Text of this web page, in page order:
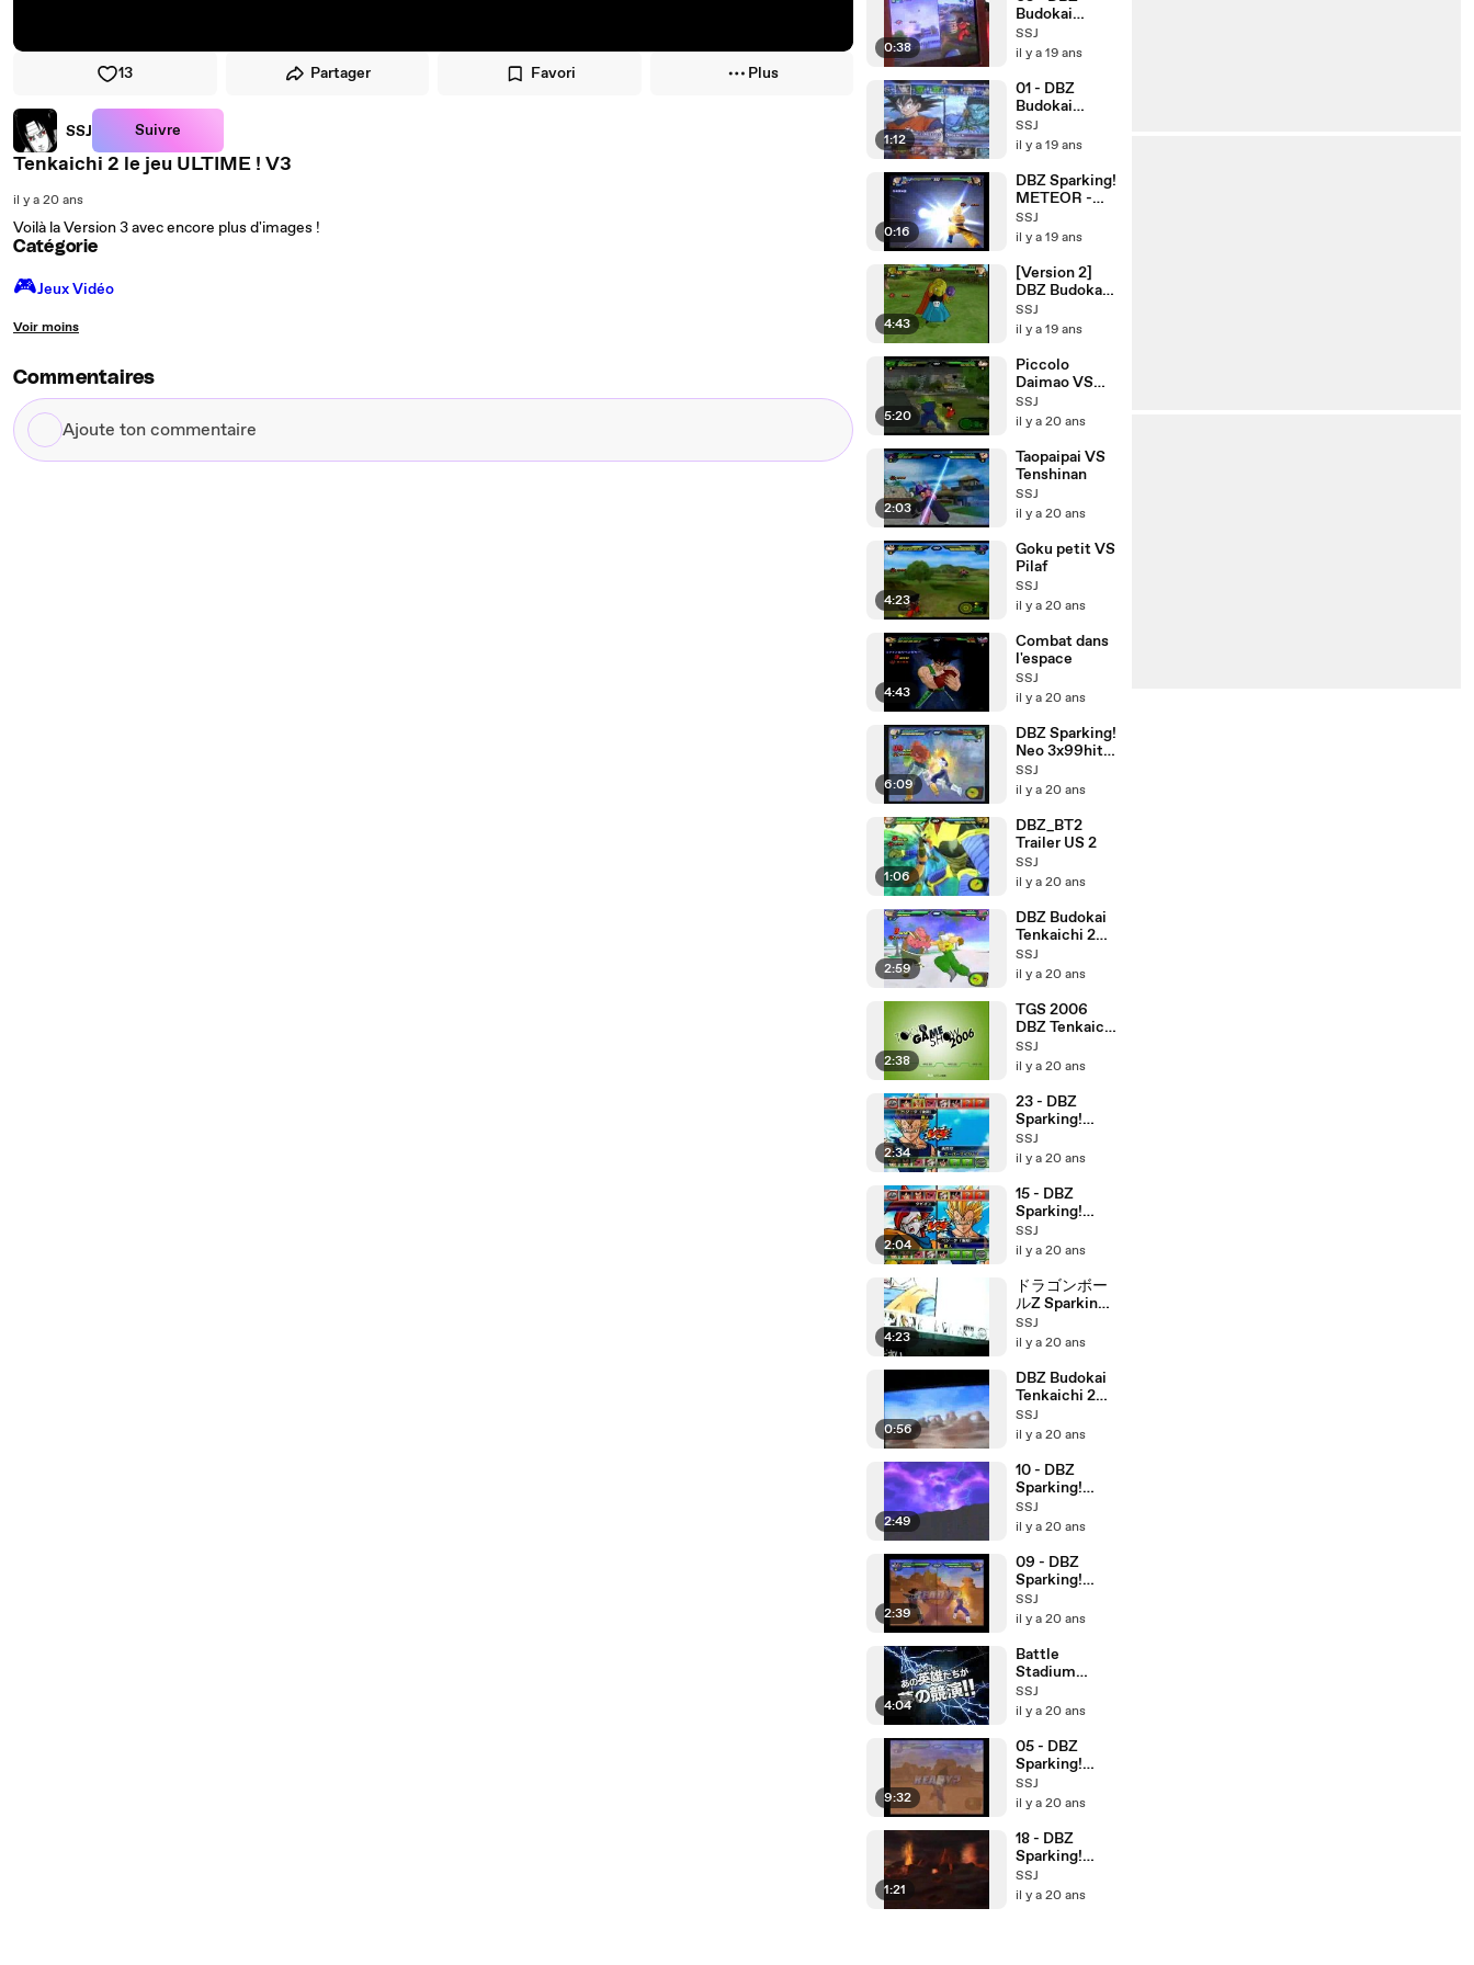
13 Partager Favori Plus
SSJ Suivre
Tenkaichi 2 le jeu ULTIME ! V3
il y a 20 ans
Voilà la Version 3 avec encore plus d'images !
Catégorie
🎮️Jeux Vidéo
Voir moins
Commentaires
Ajoute
ton
0:38
Budokai
Tenkaichi 3
SSJ
il y a 19 ans
1:12
01 - DBZ
Budokai
Tenkaichi 3
SSJ
il y a 19 ans
0:16
DBZ Sparking!
METEOR -
Battle CM -
SSJ
il y a 19 ans
4:43
[Version 2]
DBZ Budokai
Tenkaichi 3
SSJ
il y a 19 ans
5:20
Piccolo
Daimao VS
Goku petit
SSJ
il y a 20 ans
2:03
Taopaipai VS
Tenshinan
SSJ
il y a 20 ans
4:23
Goku petit VS
Pilaf
SSJ
il y a 20 ans
4:43
Combat dans
l'espace
SSJ
il y a 20 ans
6:09
DBZ Sparking!
Neo 3x99hits
avec TRUNKS
!
SSJ
il y a 20 ans
1:06
DBZ_BT2
Trailer US 2
SSJ
il y a 20 ans
2:59
DBZ Budokai
Tenkaichi 2
(version
US/EUR)
SSJ
il y a 20 ans
2:38
TGS 2006
DBZ Tenkaichi
2
SSJ
il y a 20 ans
2:34
23 - DBZ
Sparking!
NEO
SSJ
il y a 20 ans
2:04
15 - DBZ
Sparking!
NEO
SSJ
il y a 20 ans
4:23
ドラゴンボー
ルZ Sparking!
NEO
SSJ
il y a 20 ans
0:56
DBZ Budokai
Tenkaichi 2
Vegeta
combos
SSJ
il y a 20 ans
2:49
10 - DBZ
Sparking!
NEO
SSJ
il y a 20 ans
2:39
09 - DBZ
Sparking!
NEO
SSJ
il y a 20 ans
4:04
Battle
Stadium
D.O.N Trailer
jap
SSJ
il y a 20 ans
9:32
05 - DBZ
Sparking!
NEO
SSJ
il y a 20 ans
1:21
18 - DBZ
Sparking!
NEO
SSJ
il y a 20 ans